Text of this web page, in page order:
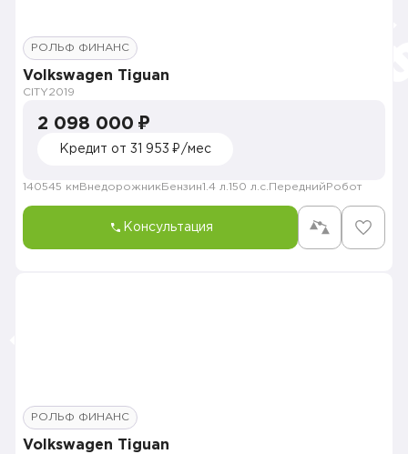
РОЛЬФ ФИНАНС
Volkswagen Tiguan
CITY2019
2 098 000 ₽
Кредит от 31 953 ₽/мес
140545 км Внедорожник Бензин1.4 л. 150 л.с. Передний Робот
Консультация
РОЛЬФ ФИНАНС
Volkswagen Tiguan